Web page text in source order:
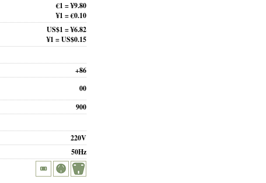
€1 = ¥9.80
¥1 = €0.10
US$1 = ¥6.82
¥1 = US$0.15
+86
00
900
220V
50Hz